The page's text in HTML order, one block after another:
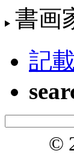
書画
記
©